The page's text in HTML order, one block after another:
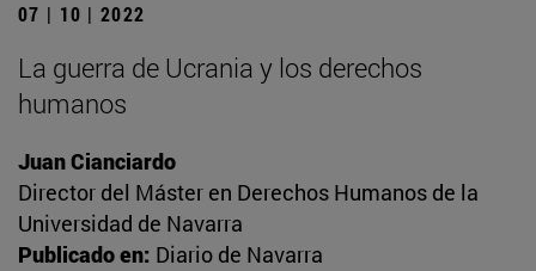
07 | 10 | 2022
La guerra de Ucrania y los derechos
humanos
Juan Cianciardo
Director del Máster en Derechos Humanos de la
Universidad de Navarra
Publicado en: Diario de Navarra